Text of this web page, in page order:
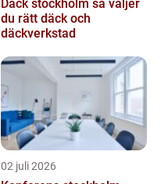
Däck stockholm så väljer
du rätt däck och
däckverkstad
02 juli 2026